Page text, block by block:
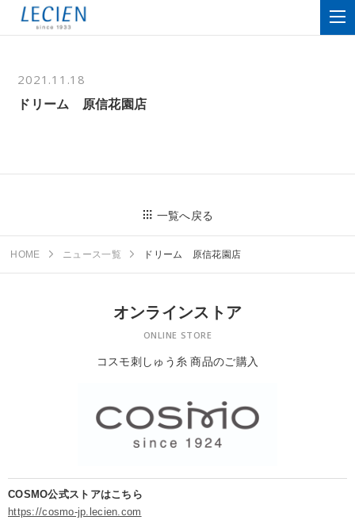
2021.11.18
ドリーム 原信花園店
一覧へ戻る
HOME ニュース一覧 ドリーム 原信花園店
オンラインストア
ONLINE STORE
コスモ刺しゅう糸 商品のご購入
COSMO公式ストアはこちら
https://cosmo-jp.lecien.com